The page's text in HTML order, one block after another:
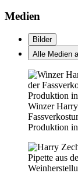
Medien
Bilder
Alle Medien
Winzer
Produktion